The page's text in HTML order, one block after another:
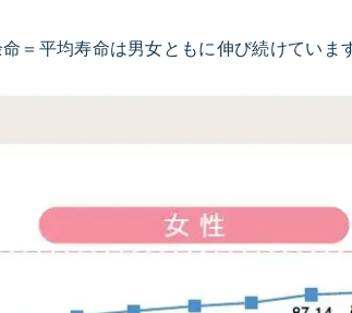
＝平均寿命は男女ともに伸び続けていま